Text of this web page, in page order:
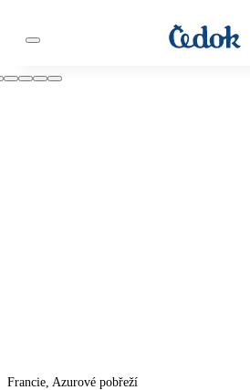
Francie, Azurové pobřeží